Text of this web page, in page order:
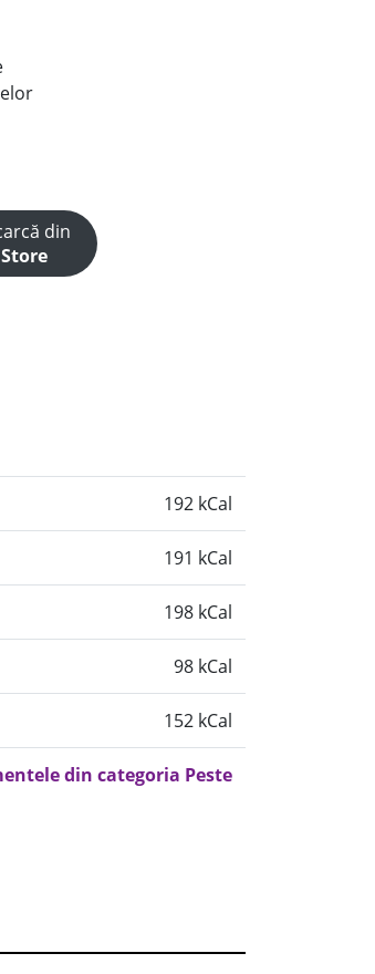
din
192 kCal
191 kCal
198 kCal
98 kCal
152 kCal
din categoria Peste